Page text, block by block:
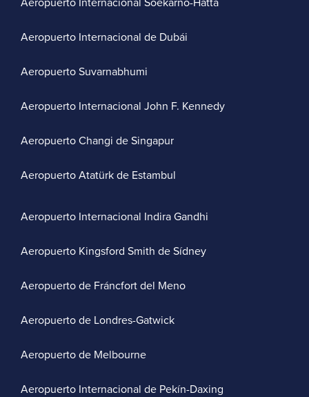
Aeropuerto Internacional Soekarno-Hatta
Aeropuerto Internacional de Dubái
Aeropuerto Suvarnabhumi
Aeropuerto Internacional John F. Kennedy
Aeropuerto Changi de Singapur
Aeropuerto Atatürk de Estambul
Aeropuerto Internacional Indira Gandhi
Aeropuerto Kingsford Smith de Sídney
Aeropuerto de Fráncfort del Meno
Aeropuerto de Londres-Gatwick
Aeropuerto de Melbourne
Aeropuerto Internacional de Pekín-Daxing